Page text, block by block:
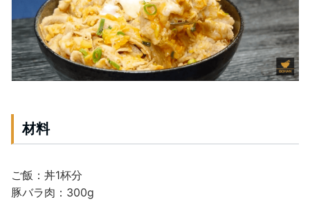
材料
ご飯：丼1杯分
豚バラ肉：300g